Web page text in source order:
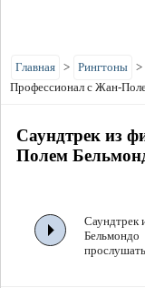
Главная > Рингтоны >
Профессионал с Жан-
Саундтрек из
Полем
Саундтрек
Бельмондо